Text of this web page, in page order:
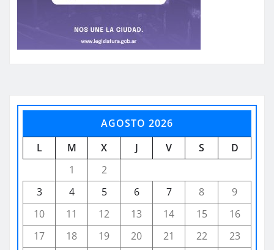
AGOSTO 2026
L
M X J V S
D
1
2
3
4 5 6 7 8
9
10
11 12 13 14 15
16
17
18 19 20 21 22
23